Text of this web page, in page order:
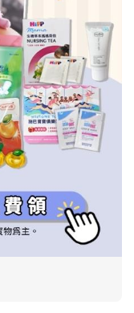
幼兒園
鼠幼師網